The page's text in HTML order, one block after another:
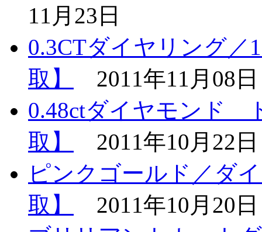
11月23日
0.3CTダイヤリング／
取】
2011年11月08日
0.48ctダイヤモンド
取】
2011年10月22日
ピンクゴールド／ダ
取】
2011年10月20日